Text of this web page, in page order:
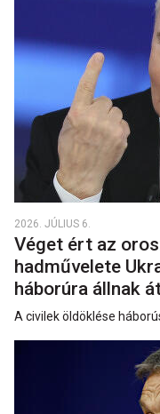
2026. JÚLIUS 6.
Véget ért az
hadművelete
háborúra állnak
A civilek öldöklése